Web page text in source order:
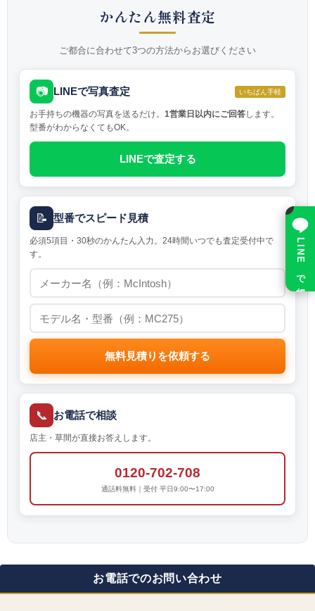
かんたん無料査定
ご都合に合わせて3つの方法からお選びください
📷 LINEで写真査定 いちばん手軽
お手持ちの機器の写真を送るだけ。 1営業日以内にご回答します。
型番がわからなくてもOK。
LINEで査定する
📝 型番でスピード見積
必須5項目・30秒のかんたん入力。24時間いつでも査定受付中で
す。
無料見積りを依頼する
📞 お電話で相談
店主・草間が直接お答えします。
0120-702-708
通話料無料｜受付 平日9:00〜17:00
お電話でのお問い合わせ
LINE で相談
×